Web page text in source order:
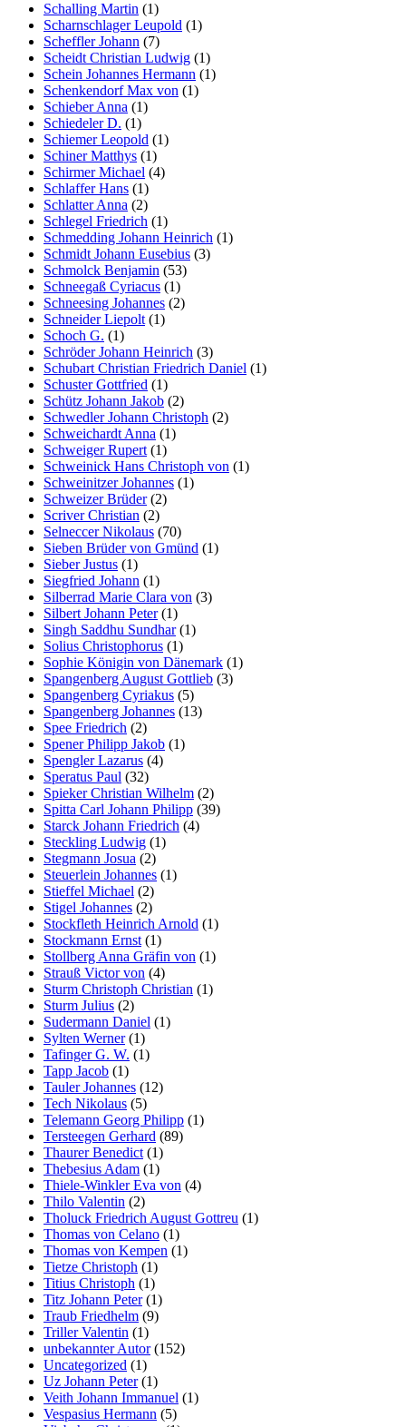
Schalling Martin (1)
Scharnschlager Leupold (1)
Scheffler Johann (7)
Scheidt Christian Ludwig (1)
Schein Johannes Hermann (1)
Schenkendorf Max von (1)
Schieber Anna (1)
Schiedeler D. (1)
Schiemer Leopold (1)
Schiner Matthys (1)
Schirmer Michael (4)
Schlaffer Hans (1)
Schlatter Anna (2)
Schlegel Friedrich (1)
Schmedding Johann Heinrich (1)
Schmidt Johann Eusebius (3)
Schmolck Benjamin (53)
Schneegaß Cyriacus (1)
Schneesing Johannes (2)
Schneider Liepolt (1)
Schoch G. (1)
Schröder Johann Heinrich (3)
Schubart Christian Friedrich Daniel (1)
Schuster Gottfried (1)
Schütz Johann Jakob (2)
Schwedler Johann Christoph (2)
Schweichardt Anna (1)
Schweiger Rupert (1)
Schweinick Hans Christoph von (1)
Schweinitzer Johannes (1)
Schweizer Brüder(2)
Scriver Christian (2)
Selneccer Nikolaus (70)
Sieben Brüder von Gmünd (1)
Sieber Justus (1)
Siegfried Johann (1)
Silberrad Marie Clara von (3)
Silbert Johann Peter(1)
Singh Saddhu Sundhar(1)
Solius Christophorus (1)
Sophie Königin von Dänemark (1)
Spangenberg August Gottlieb (3)
Spangenberg Cyriakus (5)
Spangenberg Johannes (13)
Spee Friedrich (2)
Spener Philipp Jakob (1)
Spengler Lazarus (4)
Speratus Paul (32)
Spieker Christian Wilhelm (2)
Spitta Carl Johann Philipp (39)
Starck Johann Friedrich (4)
Steckling Ludwig (1)
Stegmann Josua (2)
Steuerlein Johannes (1)
Stieffel Michael (2)
Stigel Johannes (2)
Stockfleth Heinrich Arnold (1)
Stockmann Ernst (1)
Stollberg Anna Gräfin von (1)
Strauß Victor von (4)
Sturm Christoph Christian (1)
Sturm Julius (2)
Sudermann Daniel (1)
Sylten Werner(1)
Tafinger G. W. (1)
Tapp Jacob (1)
Tauler Johannes (12)
Tech Nikolaus (5)
Telemann Georg Philipp (1)
Tersteegen Gerhard (89)
Thaurer Benedict (1)
Thebesius Adam (1)
Thiele-Winkler Eva von (4)
Thilo Valentin (2)
Tholuck Friedrich August Gottreu (1)
Thomas von Celano (1)
Thomas von Kempen (1)
Tietze Christoph (1)
Titius Christoph (1)
Titz Johann Peter(1)
Traub Friedhelm (9)
Triller Valentin (1)
unbekannter Autor(152)
Uncategorized (1)
Uz Johann Peter(1)
Veith Johann Immanuel (1)
Vespasius Hermann (5)